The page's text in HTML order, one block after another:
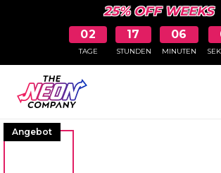
25% OFF WEEKS
02
TAGE
17
STUNDEN
06
MINUTEN
Angebot